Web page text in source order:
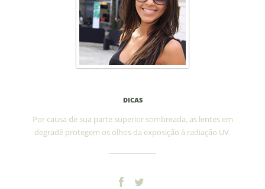
DICAS
Por causa de sua parte superior sombreada, as lentes em
degradê protegem os olhos da exposição à radiação UV.